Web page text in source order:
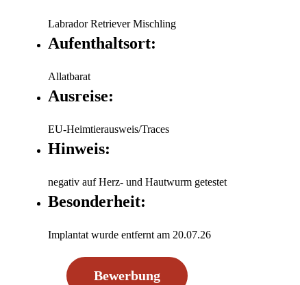
Labrador Retriever Mischling
Aufenthaltsort:
Allatbarat
Ausreise:
EU-Heimtierausweis/Traces
Hinweis:
negativ auf Herz- und Hautwurm getestet
Besonderheit:
Implantat wurde entfernt am 20.07.26
Bewerbung